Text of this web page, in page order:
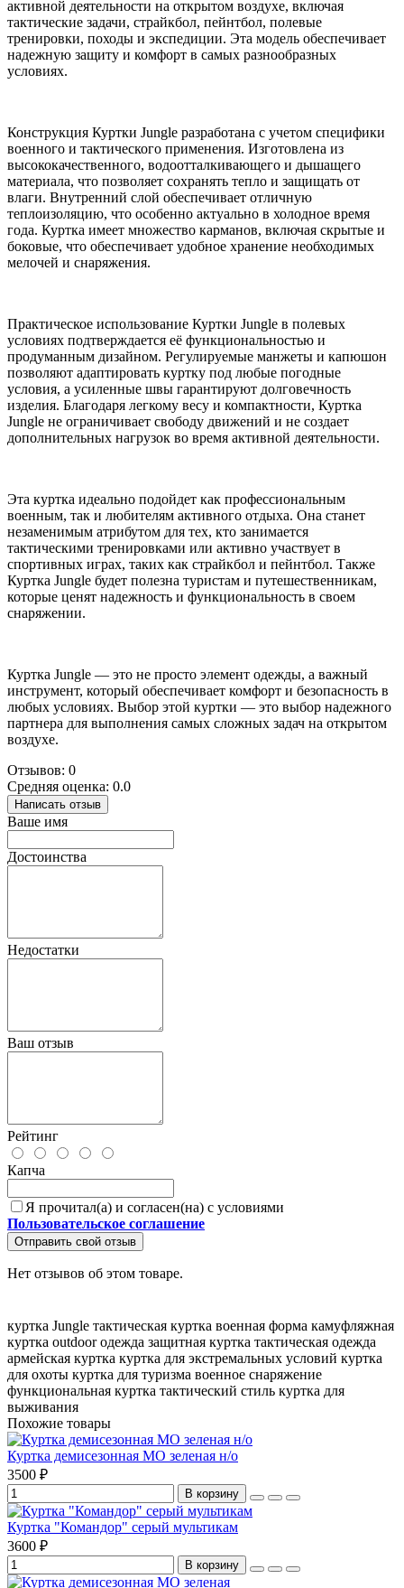
активной деятельности на открытом воздухе, включая
тактические задачи, страйкбол, пейнтбол, полевые
тренировки, походы и экспедиции. Эта модель обеспечивает
надежную защиту и комфорт в самых разнообразных
условиях.
Конструкция Куртки Jungle разработана с учетом специфики
военного и тактического применения. Изготовлена из
высококачественного, водоотталкивающего и дышащего
материала, что позволяет сохранять тепло и защищать от
влаги. Внутренний слой обеспечивает отличную
теплоизоляцию, что особенно актуально в холодное время
года. Куртка имеет множество карманов, включая скрытые и
боковые, что обеспечивает удобное хранение необходимых
мелочей и снаряжения.
Практическое использование Куртки Jungle в полевых
условиях подтверждается её функциональностью и
продуманным дизайном. Регулируемые манжеты и капюшон
позволяют адаптировать куртку под любые погодные
условия, а усиленные швы гарантируют долговечность
изделия. Благодаря легкому весу и компактности, Куртка
Jungle не ограничивает свободу движений и не создает
дополнительных нагрузок во время активной деятельности.
Эта куртка идеально подойдет как профессиональным
военным, так и любителям активного отдыха. Она станет
незаменимым атрибутом для тех, кто занимается
тактическими тренировками или активно участвует в
спортивных играх, таких как страйкбол и пейнтбол. Также
Куртка Jungle будет полезна туристам и путешественникам,
которые ценят надежность и функциональность в своем
снаряжении.
Куртка Jungle — это не просто элемент одежды, а важный
инструмент, который обеспечивает комфорт и безопасность в
любых условиях. Выбор этой куртки — это выбор надежного
партнера для выполнения самых сложных задач на открытом
воздухе.
Отзывов: 0
Средняя оценка: 0.0
Написать отзыв
Ваше имя
Достоинства
Недостатки
Ваш отзыв
Рейтинг
Капча
Я прочитал(а) и согласен(на) с условиями
Пользовательское соглашение
Отправить свой отзыв
Нет отзывов об этом товаре.
куртка Jungle тактическая куртка военная форма камуфляжная
куртка outdoor одежда защитная куртка тактическая одежда
армейская куртка куртка для экстремальных условий куртка
для охоты куртка для туризма военное снаряжение
функциональная куртка тактический стиль куртка для
выживания
Похожие товары
Куртка демисезонная МО зеленая н/о
3500 ₽
В корзину
Куртка "Командор" серый мультикам
3600 ₽
В корзину